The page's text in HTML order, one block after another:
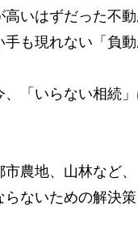
いはずだった不動
も現れない「負動
「いらない相続
農地、山林など、
ないための解決策